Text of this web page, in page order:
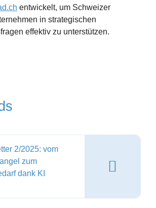
entwickelt, um Schweizer
in strategischen
effektiv zu unterstützen.
2/2025: vom
zum
dank KI